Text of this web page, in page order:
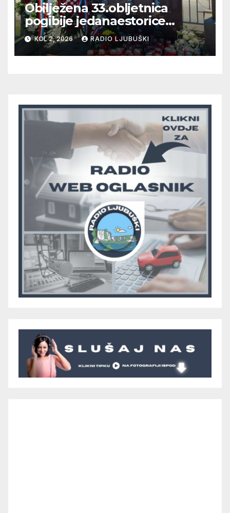
Obilježena 33.obljetnica
pogibije jedanaestorice
ljubuških branitelja
KOL 2, 2026 RADIO LJUBUŠKI